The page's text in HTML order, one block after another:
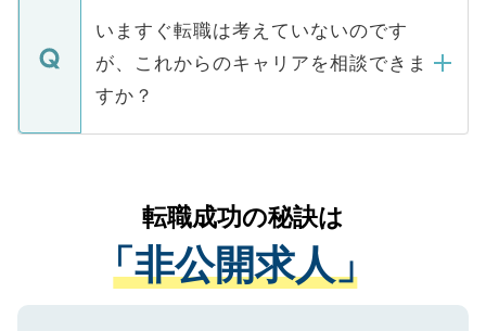
に、医療機関が求める条件に合った人材の
みを人材紹介会社に依頼するケースが増え
ています。
の辞退の連絡はキャリアパートナーが行い
ますので、ご安心ください。
で、ご安心ください。当サイトからの登録
などで収集したご登録者様の個人情報は、
ご本人のキャリアアップおよび転職活動の
支援を目的に使用いたします。お預かりし
ているすべての個人データはご本人の許可
は、個人情報の取り扱いについての厳密な
管理基準を満たした事業者のみに付与され
る、プライバシーマークを取得済みです。
ご登録いただいた個人情報は、SSL（デー
いますぐ転職は考えていないのです
が、これからのキャリアを相談できま
すか？
かがいして、現在の医療機関の状況や紹介
経験をまじえながら、適切なアドバイスを
させていただきます。すぐにご転職をされ
ない方には、長期的なサポートが可能です
ので、まずはご登録ください。
転職成功の秘訣は
「非公開求人」